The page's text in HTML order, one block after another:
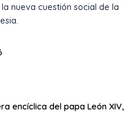
nueva cuestión social de la
encíclica del papa León XIV,